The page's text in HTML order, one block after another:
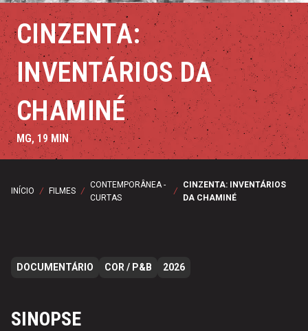
CINZENTA:
INVENTÁRIOS DA
CHAMINÉ
MG, 19 MIN
INÍCIO / FILMES /
CONTEMPORÂNEA -
CURTAS
/
CINZENTA: INVENTÁRIOS
DA CHAMINÉ
DOCUMENTÁRIO COR / P&B 2026
SINOPSE